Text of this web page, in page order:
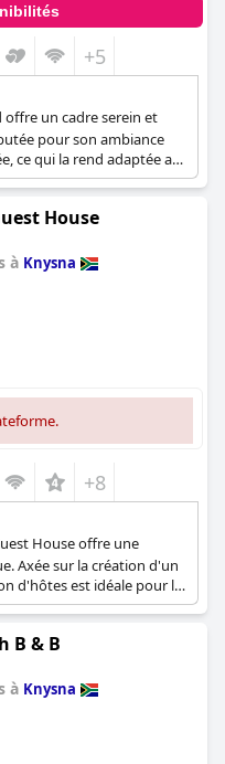
+5
offre un cadre serein et
pour son ambiance
ce qui la rend adaptée aux
L'emplacement de la
son attrait pour une
House
à Knysna
+8
House offre une
Axée sur la création d'un
d'hôtes est idéale pour les
tranquille. Le design et les
à un séjour reposant et
B & B
à Knysna